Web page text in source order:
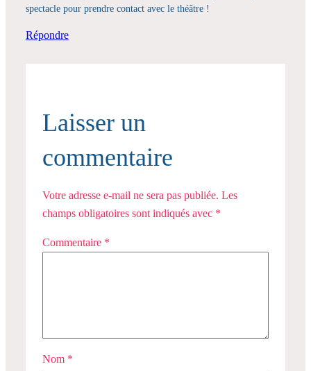
spectacle pour prendre contact avec le théâtre !
Répondre
Laisser un
commentaire
Votre adresse e-mail ne sera pas publiée. Les
champs obligatoires sont indiqués avec *
Commentaire *
Nom *